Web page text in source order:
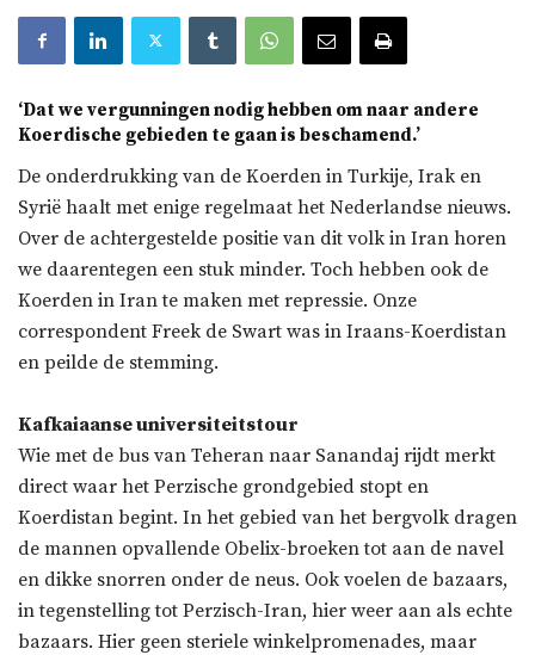
‘Dat we vergunningen nodig hebben om naar andere
Koerdische gebieden te gaan is beschamend.’
De onderdrukking van de Koerden in Turkije, Irak en
Syrië haalt met enige regelmaat het Nederlandse nieuws.
Over de achtergestelde positie van dit volk in Iran horen
we daarentegen een stuk minder. Toch hebben ook de
Koerden in Iran te maken met repressie. Onze
correspondent Freek de Swart was in Iraans-Koerdistan
en peilde de stemming.
Kafkaiaanse universiteitstour
Wie met de bus van Teheran naar Sanandaj rijdt merkt
direct waar het Perzische grondgebied stopt en
Koerdistan begint. In het gebied van het bergvolk dragen
de mannen opvallende Obelix-broeken tot aan de navel
en dikke snorren onder de neus. Ook voelen de bazaars,
in tegenstelling tot Perzisch-Iran, hier weer aan als echte
bazaars. Hier geen steriele winkelpromenades, maar